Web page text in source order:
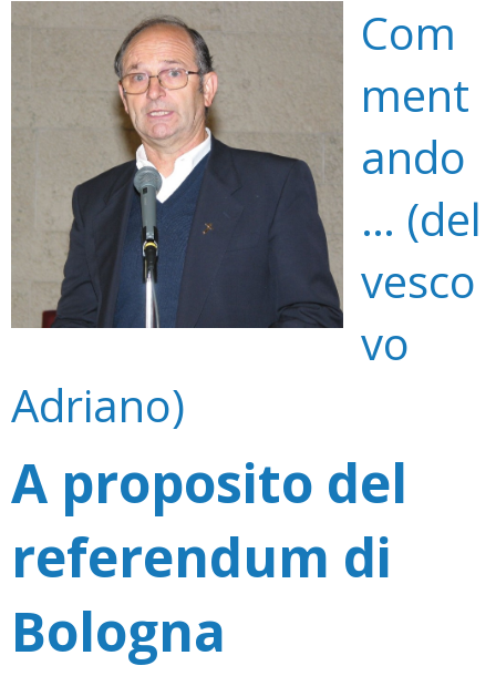
Com
ment
ando
… (del
vesco
vo
Adriano)
A proposito del
referendum di
Bologna